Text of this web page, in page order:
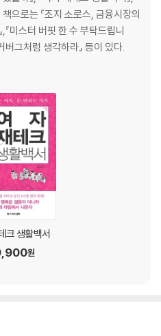
수
?
와 나
없다
이 흔들린다
인가
지
책으로는 『조지 소로스, 금융시장의
,『미스터 버핏 한 수 부탁드립니
버그처럼 생각하라』 등이 있다.
크 생활백서
원